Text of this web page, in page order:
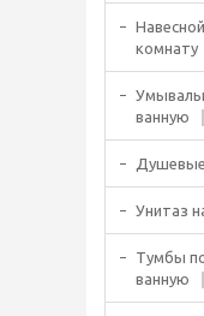
комнату
ванную
Унитаз
Тумбы
ванную